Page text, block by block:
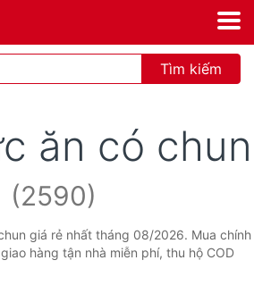
Tìm kiếm
ăn có chun
(2590)
giá rẻ nhất tháng 08/2026. Mua chính
hàng tận nhà miễn phí, thu hộ COD